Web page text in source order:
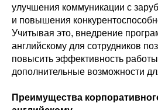
улучшения коммуникации с
и повышения
Учитывая это, внедрение
английскому для сотрудников
повысить эффективность работы
дополнительные возможности
Преимущества